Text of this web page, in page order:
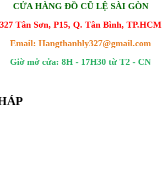
CỬA HÀNG ĐỒ CŨ LỆ SÀI GÒN
327 Tân Sơn, P15, Q. Tân Bình, TP.HCM
Email: Hangthanhly327@gmail.com
Giờ mở cửa: 8H - 17H30 từ T2 - CN